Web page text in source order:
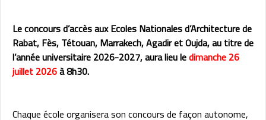
Le concours d’accès aux Ecoles Nationales d’Architecture de
Rabat, Fès, Tétouan, Marrakech, Agadir et Oujda, au titre de
l’année universitaire 2026-2027, aura lieu ledimanche 26
juillet 2026à 8h30.
Chaque école organisera son concours de façon autonome,